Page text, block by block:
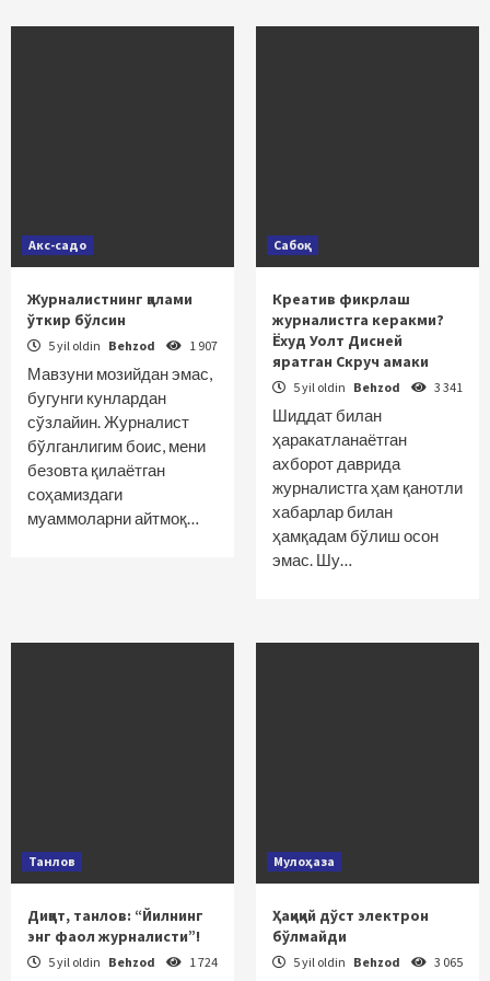
Акс-садо
Журналистнинг қалами
ўткир бўлсин
5 yil oldin Behzod 1 907
Мавзуни мозийдан эмас,
бугунги кунлардан
сўзлайин. Журналист
бўлганлигим боис, мени
безовта қилаётган
соҳамиздаги
муаммоларни айтмоқ…
Сабоқ
Креатив фикрлаш
журналистга керакми?
Ёхуд Уолт Дисней
яратган Скруч амаки
5 yil oldin Behzod 3 341
Шиддат билан
ҳаракатланаётган
ахборот даврида
журналистга ҳам қанотли
хабарлар билан
ҳамқадам бўлиш осон
эмас. Шу…
Танлов
Диққат, танлов: “Йилнинг
энг фаол журналисти”!
5 yil oldin Behzod 1 724
Мулоҳаза
Ҳақиқий дўст электрон
бўлмайди
5 yil oldin Behzod 3 065